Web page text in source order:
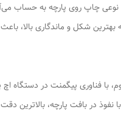
چاپ روی پارچه به حساب
بهترین شکل و ماندگاری
نفوذ در بافت پارچه، بالاترین